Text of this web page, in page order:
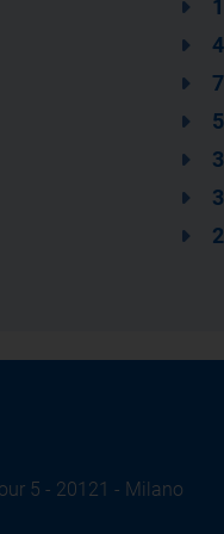
5 - 20121 - Milano